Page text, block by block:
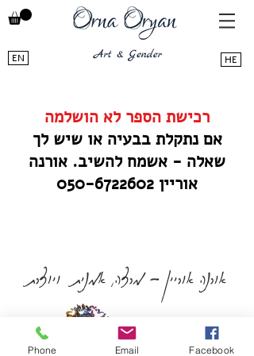
EN HE
רכישת הספר לא הושלמה
אם נתקלת בבעיה או שיש לך
שאלה - אשמח להשיב. אורנה
אוריין 050-6722602
אורנה אוריין - מרצה, אמנית ויוצרת
Phone Email Facebook